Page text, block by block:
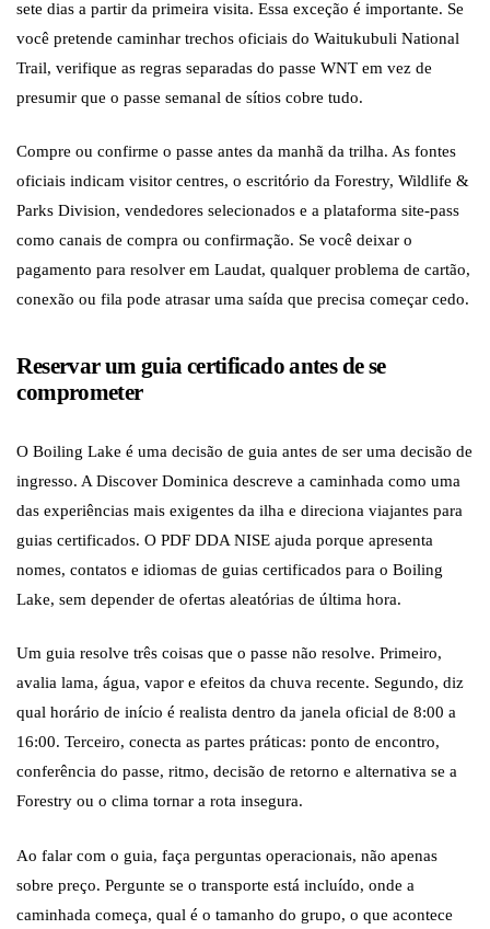
sete dias a partir da primeira visita. Essa exceção é importante. Se
você pretende caminhar trechos oficiais do Waitukubuli National
Trail, verifique as regras separadas do passe WNT em vez de
presumir que o passe semanal de sítios cobre tudo.
Compre ou confirme o passe antes da manhã da trilha. As fontes
oficiais indicam visitor centres, o escritório da Forestry, Wildlife &
Parks Division, vendedores selecionados e a plataforma site-pass
como canais de compra ou confirmação. Se você deixar o
pagamento para resolver em Laudat, qualquer problema de cartão,
conexão ou fila pode atrasar uma saída que precisa começar cedo.
Reservar um guia certificado antes de se
comprometer
O Boiling Lake é uma decisão de guia antes de ser uma decisão de
ingresso. A Discover Dominica descreve a caminhada como uma
das experiências mais exigentes da ilha e direciona viajantes para
guias certificados. O PDF DDA NISE ajuda porque apresenta
nomes, contatos e idiomas de guias certificados para o Boiling
Lake, sem depender de ofertas aleatórias de última hora.
Um guia resolve três coisas que o passe não resolve. Primeiro,
avalia lama, água, vapor e efeitos da chuva recente. Segundo, diz
qual horário de início é realista dentro da janela oficial de 8:00 a
16:00. Terceiro, conecta as partes práticas: ponto de encontro,
conferência do passe, ritmo, decisão de retorno e alternativa se a
Forestry ou o clima tornar a rota insegura.
Ao falar com o guia, faça perguntas operacionais, não apenas
sobre preço. Pergunte se o transporte está incluído, onde a
caminhada começa, qual é o tamanho do grupo, o que acontece